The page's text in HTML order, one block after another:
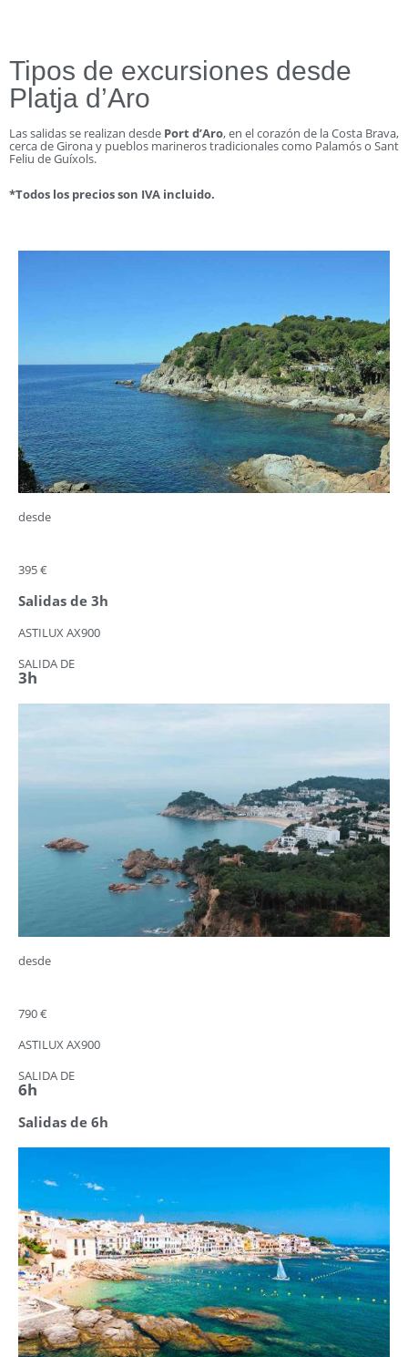
Tipos de excursiones desde
Platja d’Aro
Las salidas se realizan desde Port d’Aro, en el corazón de la Costa Brava,
cerca de Girona y pueblos marineros tradicionales como Palamós o Sant
Feliu de Guíxols.
*Todos los precios son IVA incluido.
desde
395 €
Salidas de 3h
ASTILUX AX900
SALIDA DE
3h
desde
790 €
ASTILUX AX900
SALIDA DE
6h
Salidas de 6h